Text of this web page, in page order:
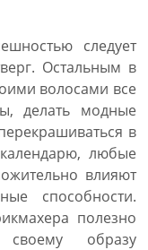
следует
Остальным в
волосами все
делать модные
в
любые
влияют
способности.
полезно
образу